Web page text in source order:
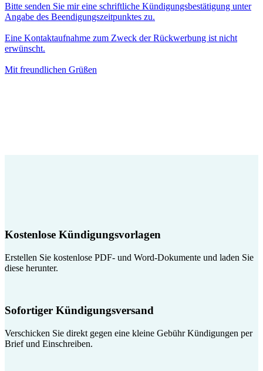
Bitte senden Sie mir eine schriftliche Kündigungsbestätigung unter
Angabe des Beendigungszeitpunktes zu.
Eine Kontaktaufnahme zum Zweck der Rückwerbung ist nicht
erwünscht.
Mit freundlichen Grüßen
Kostenlose Kündigungsvorlagen
Erstellen Sie kostenlose PDF- und Word-Dokumente und laden Sie
diese herunter.
Sofortiger Kündigungsversand
Verschicken Sie direkt gegen eine kleine Gebühr Kündigungen per
Brief und Einschreiben.